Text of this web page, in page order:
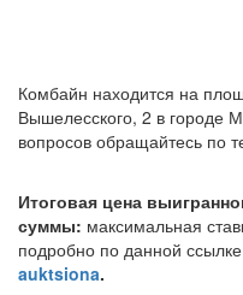
Комбайн находится на
Вышелесского, 2 в городе
вопросов обращайтесь по
Итоговая цена
суммы: максимальная
подробно по данной
auktsiona.